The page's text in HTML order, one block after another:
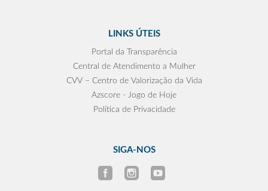
LINKS ÚTEIS
Portal da Transparência
Central de Atendimento a Mulher
CVV – Centro de Valorização da Vida
Azscore - Jogo de Hoje
Política de Privacidade
SIGA-NOS